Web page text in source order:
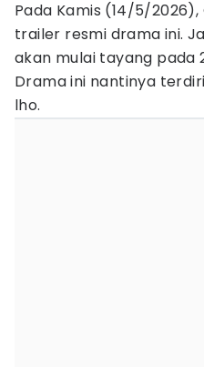
Pada Kamis (14/5/
trailer resmi drama ini.
akan mulai tayang pada
Drama ini nantinya
lho.